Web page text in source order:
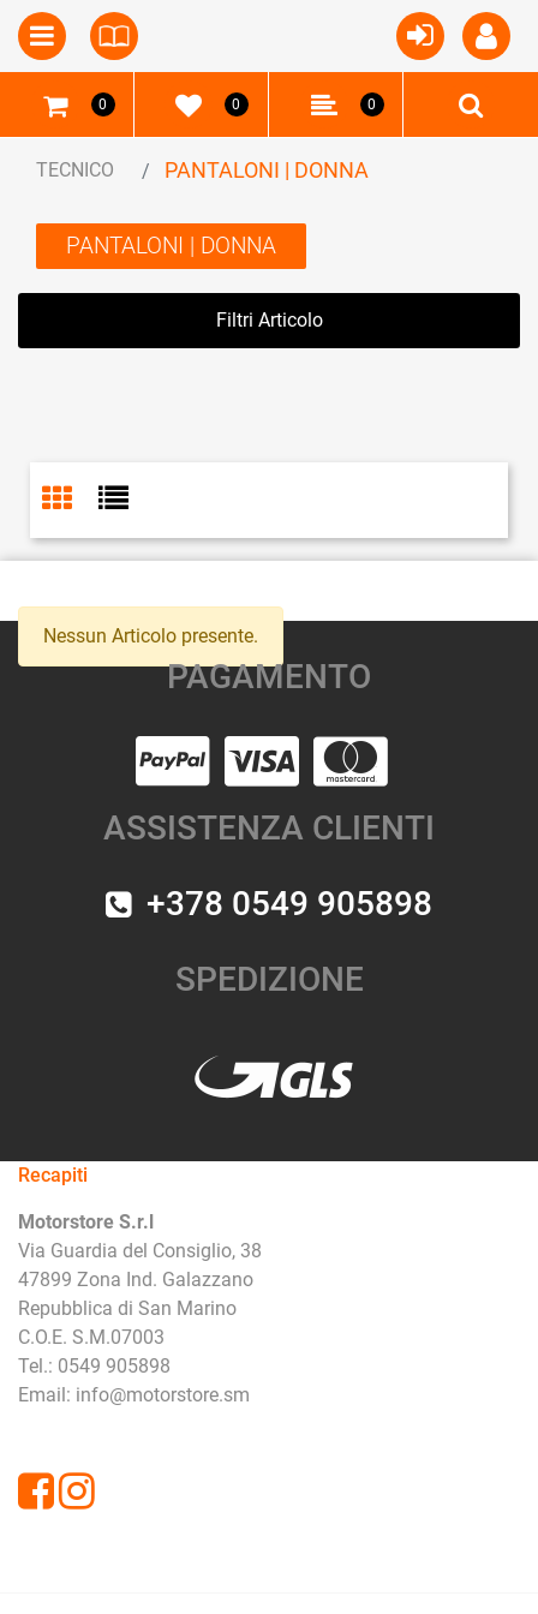
Open Open menu
0 0 0
TECNICO PANTALONI | DONNA
PANTALONI | DONNA
Filtri Articolo
Nessun Articolo presente.
PAGAMENTO
ASSISTENZA CLIENTI
+378 0549 905898
SPEDIZIONE
Recapiti
Motorstore S.r.l
Via Guardia del Consiglio, 38
47899 Zona Ind. Galazzano
Repubblica di San Marino
C.O.E. S.M.07003
Tel.: 0549 905898
Email: info@motorstore.sm
FacebookInstagram